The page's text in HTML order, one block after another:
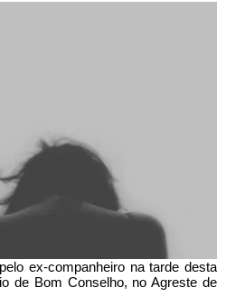
ex-companheiro na tarde desta
de Bom Conselho, no Agreste de